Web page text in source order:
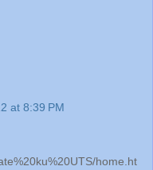
at 8:39 PM
home.ht